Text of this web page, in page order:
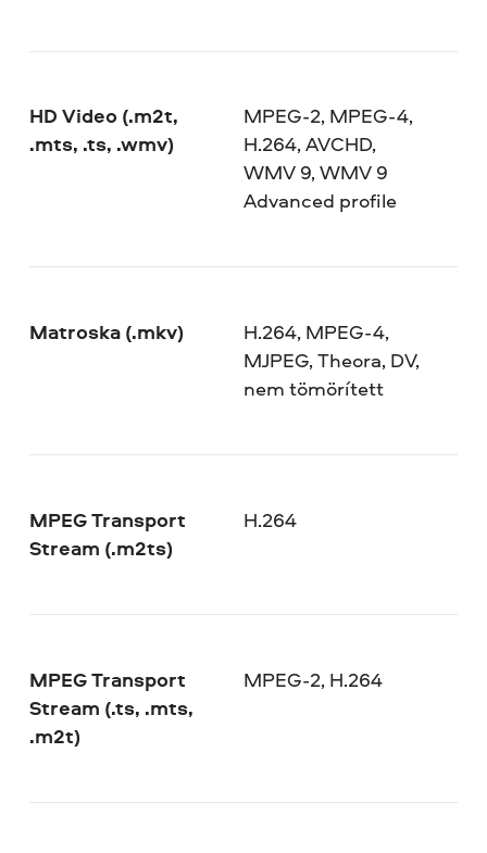
HD Video (.m2t,
.mts, .ts, .wmv)
MPEG-2, MPEG-4,
H.264, AVCHD,
WMV 9, WMV 9
Advanced profile
Matroska (.mkv)
H.264, MPEG-4,
MJPEG, Theora, DV,
nem tömörített
MPEG Transport
Stream (.m2ts)
H.264
MPEG Transport
Stream (.ts, .mts,
.m2t)
MPEG-2, H.264